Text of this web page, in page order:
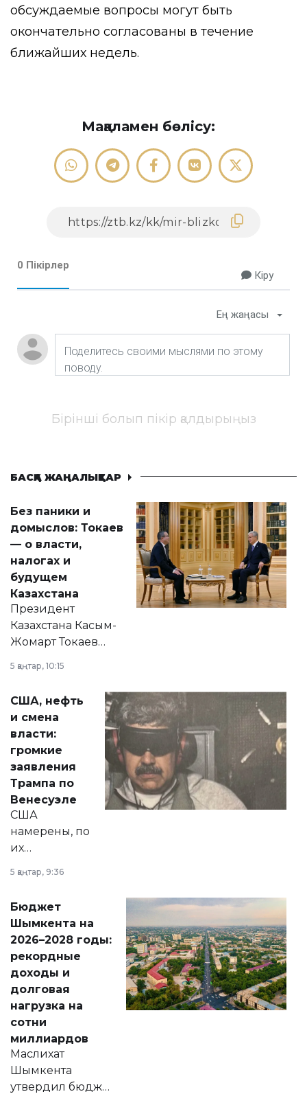
обсуждаемые вопросы могут быть
окончательно согласованы в течение
ближайших недель.
Мақаламен бөлісу:
0 Пікірлер
Кіру
Ең жаңасы
Бірінші болып пікір қалдырыңыз
БАСҚА ЖАҢАЛЫҚТАР
Без паники и
домыслов: Токаев
— о власти,
налогах и
будущем
Казахстана
Президент
Казахстана Касым-
Жомарт Токаев
сразу несколько
актуальных тем —
от слухов о
политических
реформах до
вопросов армии,
экономики и
личного здоровья.
5 қаңтар, 10:15
США, нефть
и смена
власти:
громкие
заявления
Трампа по
Венесуэле
США
намерены, по
их
принести
народу
Венесуэлы.
5 қаңтар, 9:36
Бюджет
Шымкента на
2026–2028 годы:
рекордные
доходы и
долговая
нагрузка на
сотни
миллиардов
Маслихат
Шымкента
утвердил бюджет